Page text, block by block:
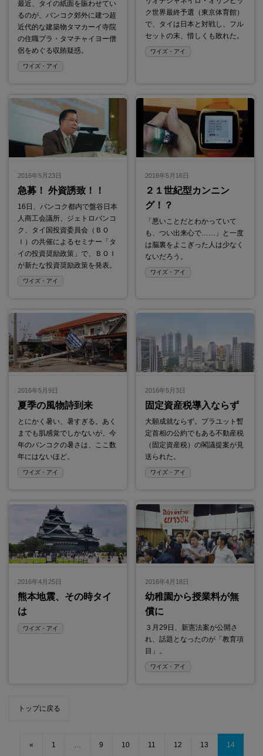
最近、タイの紙面を賑わせてい
るのが、バンコク郊外に建つ超
近代的な建築物タマカーイ寺院
の住職プラ・タマチャイヨー僧
侶をめぐる収賄疑惑。
ワイズ・アイ
ク世界最終予選（東京体育館）
で、タイは日本と対戦し、フル
セットの末、惜しくも敗れた。
ワイズ・アイ
2016年5月23日
急募！ 外資誘致！！
16日、バンコク都内で盤谷日本
人商工会議所、ジェトロバンコ
ク、タイ国投資委員会（ＢＯ
Ｉ）の共催によるセミナー「タ
イの投資奨励政策」で、ＢＯＩ
が新たな投資奨励政策を発表。
ワイズ・アイ
2016年5月16日
２１世紀型カンニン
グ！？
「悪いことだとわかっていて
も、つい出来心で……」と一度
は脳裏をよこぎった人は少なく
ないだろう。
ワイズ・アイ
2016年5月9日
夏季の風物詩到来
とにかく暑い、暑すぎる。あく
までも肌感覚でしかないが、今
年のバンコクの暑さは、ここ数
年にはないほど。
ワイズ・アイ
2016年5月3日
固定資産税導入ならず
大願成就ならず。プラユット暫
定首相の公約でもある不動産税
（固定資産税）の閣議提案が見
送られた。
ワイズ・アイ
2016年4月25日
熊本地震、その時タイ
は
ワイズ・アイ
2016年4月18日
幼稚園から授業料が無
償に
３月29日、新憲法案が公開さ
れ、話題となったのが「教育項
目」。
ワイズ・アイ
トップに戻る
« 1 … 9 10 11 12 13 14